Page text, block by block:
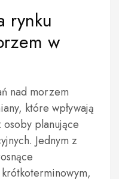
rynku
w
nad morzem
które wpływają
planujące
Jednym z